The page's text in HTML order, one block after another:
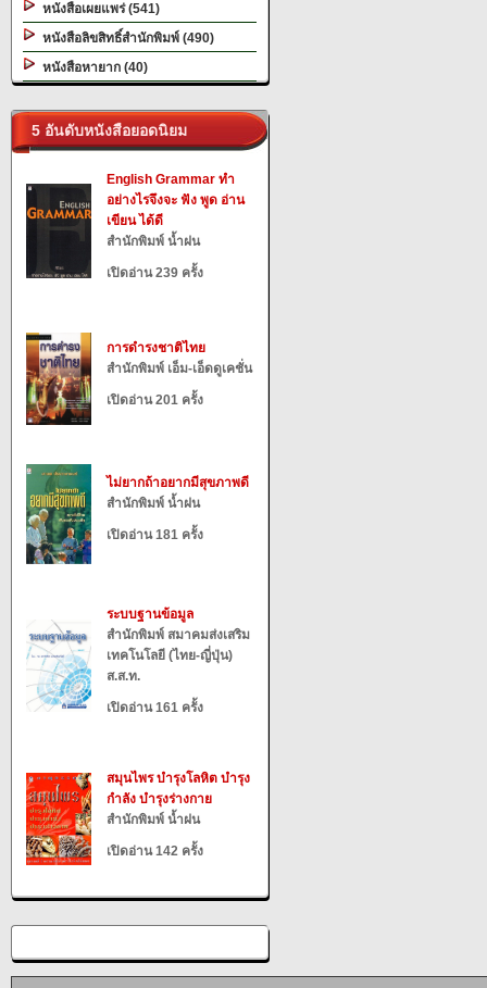
หนังสือเผยแพร่ (541)
หนังสือลิขสิทธิ์สำนักพิมพ์ (490)
หนังสือหายาก (40)
5 อันดับหนังสือยอดนิยม
English Grammar ทำ
อย่างไรจึงจะ ฟัง พูด อ่าน
เขียน ได้ดี
สำนักพิมพ์ น้ำฝน
เปิดอ่าน 239 ครั้ง
การดำรงชาติไทย
สำนักพิมพ์ เอ็ม-เอ็ดดูเคชั่น
เปิดอ่าน 201 ครั้ง
ไม่ยากถ้าอยากมีสุขภาพดี
สำนักพิมพ์ น้ำฝน
เปิดอ่าน 181 ครั้ง
ระบบฐานข้อมูล
สำนักพิมพ์ สมาคมส่งเสริม
เทคโนโลยี (ไทย-ญี่ปุ่น)
ส.ส.ท.
เปิดอ่าน 161 ครั้ง
สมุนไพร บำรุงโลหิต บำรุง
กำลัง บำรุงร่างกาย
สำนักพิมพ์ น้ำฝน
เปิดอ่าน 142 ครั้ง